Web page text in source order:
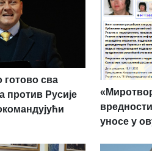
готово сва
против Русије
уносе у